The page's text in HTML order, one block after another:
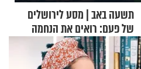
תשעה באב | מסע לירושלים
של פעם: רואים את הנחמה